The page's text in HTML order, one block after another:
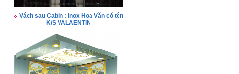
Vách sau Cabin : Inox Hoa Văn có tên
K/S VALAENTIN